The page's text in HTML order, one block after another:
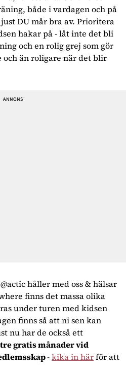
både i vardagen och på
DU mår bra av. Prioritera
hakar på - låt inte det bli
och en rolig grej som gör
än roligare när det blir
håller med oss & hälsar
finns det massa olika
under turen med kidsen
finns så att ni sen kan
nu har de också ett
tre gratis månader vid
- kika in här för att